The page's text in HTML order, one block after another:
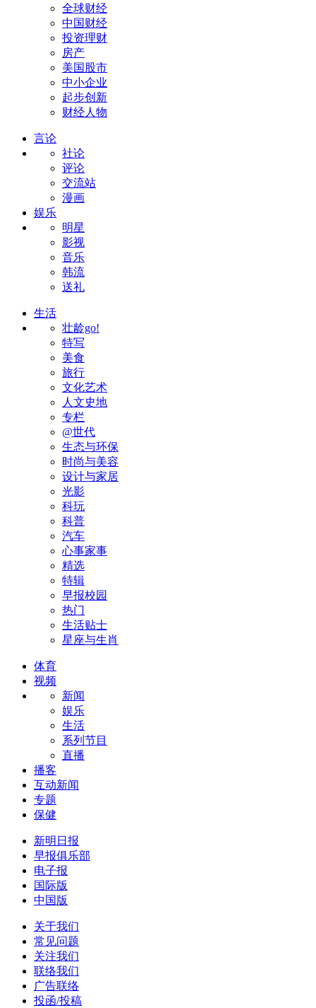
全球财经
中国财经
投资理财
房产
美国股市
中小企业
起步创新
财经人物
言论
社论
评论
交流站
漫画
娱乐
明星
影视
音乐
韩流
送礼
生活
壮龄go!
特写
美食
旅行
文化艺术
人文史地
专栏
@世代
生态与环保
时尚与美容
设计与家居
光影
科玩
科普
汽车
心事家事
精选
特辑
早报校园
热门
生活贴士
星座与生肖
体育
视频
新闻
娱乐
生活
系列节目
直播
播客
互动新闻
专题
保健
新明日报
早报俱乐部
电子报
国际版
中国版
关于我们
常见问题
关注我们
联络我们
广告联络
投函/投稿